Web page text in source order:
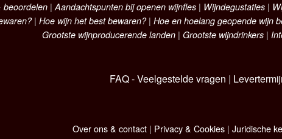
beoordelen |Aandachtspunten bij openen wijnfles | Wijndegustaties |
| Hoe wijn het best bewaren?| Hoe en hoelang geopende wijn
Grootste wijnproducerende landen | Grootste wijndrinkers |
FAQ - Veelgestelde vragen |
Over ons & contact| Privacy & Cookies| Juridische